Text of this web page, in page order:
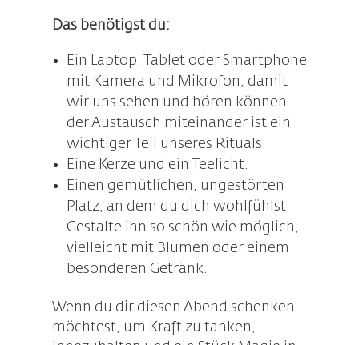
Das benötigst du:
Ein Laptop, Tablet oder Smartphone
mit Kamera und Mikrofon, damit
wir uns sehen und hören können –
der Austausch miteinander ist ein
wichtiger Teil unseres Rituals.
Eine Kerze und ein Teelicht.
Einen gemütlichen, ungestörten
Platz, an dem du dich wohlfühlst.
Gestalte ihn so schön wie möglich,
vielleicht mit Blumen oder einem
besonderen Getränk.
Wenn du dir diesen Abend schenken
möchtest, um Kraft zu tanken,